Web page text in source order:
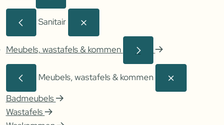
Sanitair
Meubels, wastafels & kommen
Meubels, wastafels & kommen
Badmeubels
Wastafels